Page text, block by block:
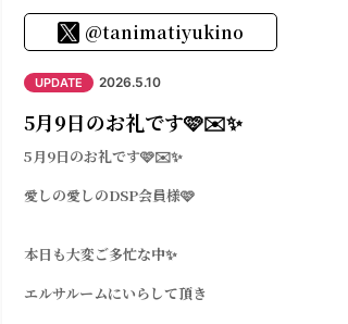
@tanimatiyukino
UPDATE 2026.5.10
5月9日のお礼です🩷✉️✨
5月9日のお礼です🩷✉️✨
愛しの愛しのDSP会員様🩷
本日も大変ご多忙な中✨
エルサルームにいらして頂き